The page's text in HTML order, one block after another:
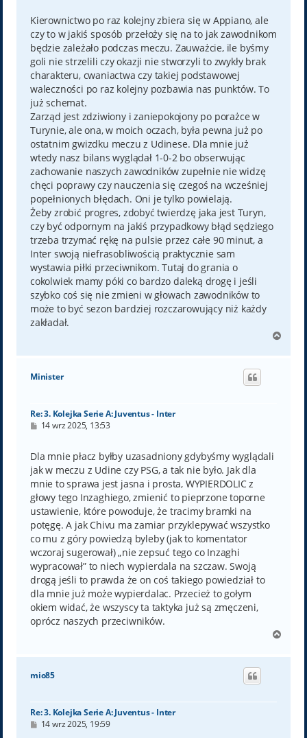
Kierownictwo po raz kolejny zbiera się w Appiano, ale
czy to w jakiś sposób przełoży się na to jak zawodnikom
będzie zależało podczas meczu. Zauważcie, ile byśmy
goli nie strzelili czy okazji nie stworzyli to zwykły brak
charakteru, cwaniactwa czy takiej podstawowej
waleczności po raz kolejny pozbawia nas punktów. To
już schemat.
Zarząd jest zdziwiony i zaniepokojony po porażce w
Turynie, ale ona, w moich oczach, była pewna już po
ostatnim gwizdku meczu z Udinese. Dla mnie już
wtedy nasz bilans wyglądał 1-0-2 bo obserwując
zachowanie naszych zawodników zupełnie nie widzę
chęci poprawy czy nauczenia się czegoś na wcześniej
popełnionych błędach. Oni je tylko powielają.
Żeby zrobić progres, zdobyć twierdzę jaka jest Turyn,
czy być odpornym na jakiś przypadkowy błąd sędziego
trzeba trzymać rękę na pulsie przez całe 90 minut, a
Inter swoją niefrasobliwością praktycznie sam
wystawia piłki przeciwnikom. Tutaj do grania o
cokolwiek mamy póki co bardzo daleką drogę i jeśli
szybko coś się nie zmieni w głowach zawodników to
może to być sezon bardziej rozczarowujący niż każdy
zakładał.
g
Minister
Re: 3. Kolejka Serie A: Juventus - Inter
P
t
14 wrz 2025, 13:53
Dla mnie płacz byłby uzasadniony gdybyśmy wyglądali
jak w meczu z Udine czy PSG, a tak nie było. Jak dla
mnie to sprawa jest jasna i prosta, WYPIERDOLIC z
głowy tego Inzaghiego, zmienić to pieprzone toporne
ustawienie, które powoduje, że tracimy bramki na
potęgę. A jak Chivu ma zamiar przyklepywać wszystko
co mu z góry powiedzą byleby (jak to komentator
wczoraj sugerował) „nie zepsuć tego co Inzaghi
wypracował” to niech wypierdala na szczaw. Swoją
drogą jeśli to prawda że on coś takiego powiedział to
dla mnie już może wypierdalac. Przecież to gołym
okiem widać, że wszyscy ta taktyka już są zmęczeni,
oprócz naszych przeciwników.
g
mio85
Re: 3. Kolejka Serie A: Juventus - Inter
P14 wrz 2025, 19:59